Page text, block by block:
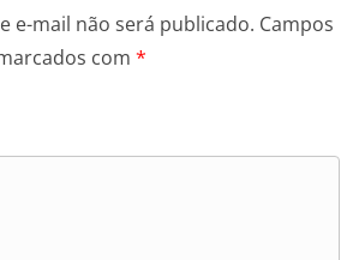
e-mail não será publicado. Campos
com *